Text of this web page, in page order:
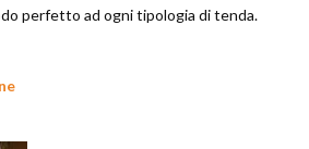
perfetto ad ogni tipologia di tenda.